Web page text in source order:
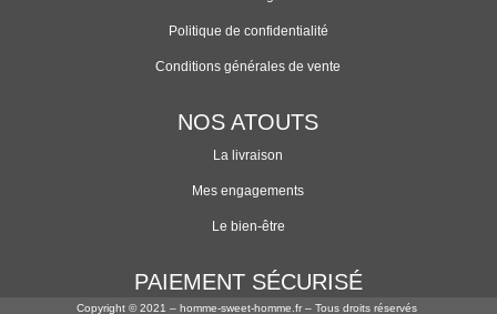
Politique de confidentialité
Conditions générales de vente
NOS ATOUTS
La livraison
Mes engagements
Le bien-être
PAIEMENT SÉCURISÉ
Copyright © 2021 – homme-sweet-homme.fr – Tous droits réservés